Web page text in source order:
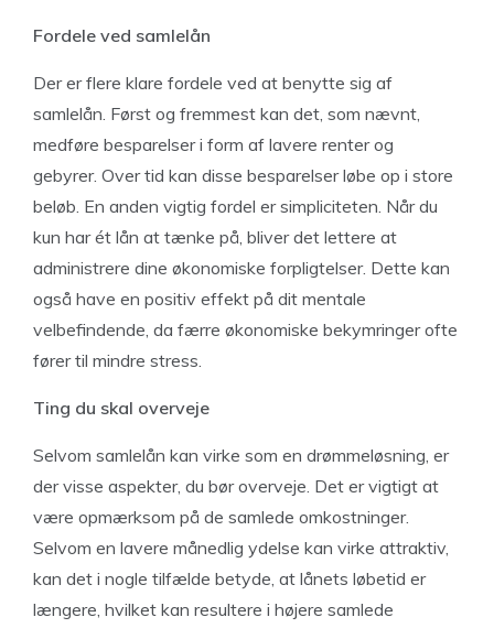
Fordele ved samlelån
Der er flere klare fordele ved at benytte sig af
samlelån. Først og fremmest kan det, som nævnt,
medføre besparelser i form af lavere renter og
gebyrer. Over tid kan disse besparelser løbe op i store
beløb. En anden vigtig fordel er simpliciteten. Når du
kun har ét lån at tænke på, bliver det lettere at
administrere dine økonomiske forpligtelser. Dette kan
også have en positiv effekt på dit mentale
velbefindende, da færre økonomiske bekymringer ofte
fører til mindre stress.
Ting du skal overveje
Selvom samlelån kan virke som en drømmeløsning, er
der visse aspekter, du bør overveje. Det er vigtigt at
være opmærksom på de samlede omkostninger.
Selvom en lavere månedlig ydelse kan virke attraktiv,
kan det i nogle tilfælde betyde, at lånets løbetid er
længere, hvilket kan resultere i højere samlede